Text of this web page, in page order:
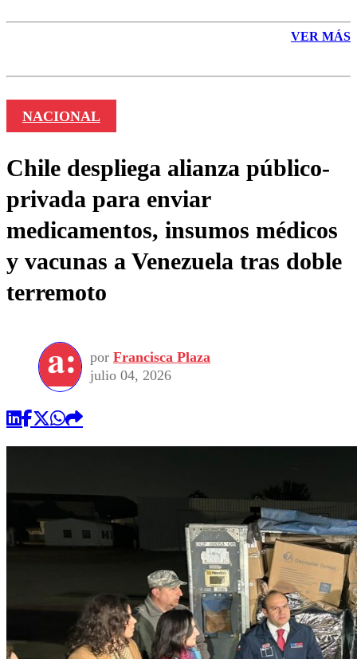
VER MÁS
NACIONAL
Chile despliega alianza público-
privada para enviar
medicamentos, insumos médicos
y vacunas a Venezuela tras doble
terremoto
por Francisca Plaza
julio 04, 2026